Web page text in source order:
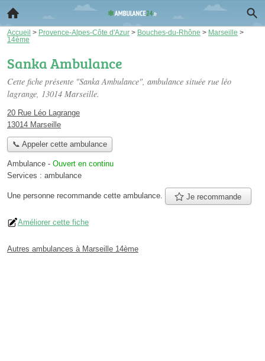
Accueil > Provence-Alpes-Côte d'Azur > Bouches-du-Rhône > Marseille >
14ème
Sanka Ambulance
Cette fiche présente "Sanka Ambulance", ambulance située rue léo
lagrange, 13014 Marseille.
20 Rue Léo Lagrange
13014 Marseille
📞 Appeler cette ambulance
Ambulance - Ouvert en continu
Services : ambulance
Une personne recommande cette ambulance. Je recommande
Améliorer cette fiche
Autres ambulances à Marseille 14ème